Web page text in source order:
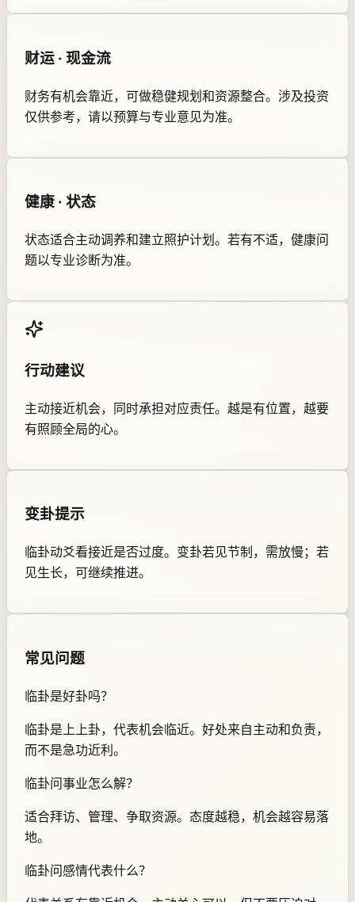
财运 · 现金流
财务有机会靠近，可做稳健规划和资源整合。涉及投资
仅供参考，请以预算与专业意见为准。
健康 · 状态
状态适合主动调养和建立照护计划。若有不适，健康问
题以专业诊断为准。
行动建议
主动接近机会，同时承担对应责任。越是有位置，越要
有照顾全局的心。
变卦提示
临卦动爻看接近是否过度。变卦若见节制，需放慢；若
见生长，可继续推进。
常见问题
临卦是好卦吗？
临卦是上上卦，代表机会临近。好处来自主动和负责，
而不是急功近利。
临卦问事业怎么解？
适合拜访、管理、争取资源。态度越稳，机会越容易落
地。
临卦问感情代表什么？